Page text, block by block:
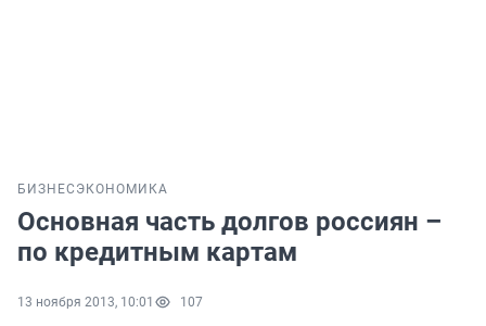
БИЗНЕС ЭКОНОМИКА
Основная часть долгов россиян –
по кредитным картам
13 ноября 2013, 10:01 107